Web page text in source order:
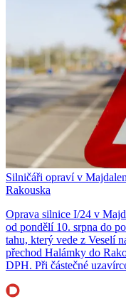
Silničáři opraví v
Rakouska
Oprava silnice I/24 v
od pondělí 10. srpna do
tahu, který vede z Veselí
přechod Halámky do
DPH. Při částečné